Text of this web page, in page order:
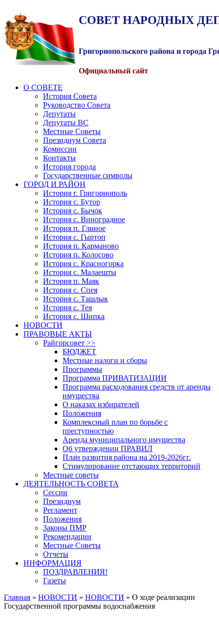
СОВЕТ НАРОДНЫХ
Григориопольского района и города
Официальный сайт
О СОВЕТЕ
История Совета
Руководство Совета
Депутаты
Депутаты ВС
Местные Советы
Президиум Совета
Комиссии
Контакты
История города
Государственные символы
ГОРОД И РАЙОН
История г. Григориополь
История с. Бутор
История с. Бычок
История с. Виноградное
История п. Глиное
История с. Гыртоп
История п. Карманово
История п. Колосово
История с. Красногорка
История с. Малаешты
История п. Маяк
История с. Спея
История с. Ташлык
История с. Тея
История с. Шипка
НОВОСТИ
ПРАВОВЫЕ АКТЫ
Райгорсовет >>
БЮДЖЕТ
Местные налоги и сборы
Программы
Программа ПРИВАТИЗАЦИИ
Программа расходования средств от аренды
имущества
О наказах избирателей
Положения
Комплексный план по борьбе с
преступностью
Аренда муниципального имущества
Об утверждении ПРАВИЛ
План развития района на 2019-2026гг.
Стимулирование отстающих территорий
Местные советы
ДЕЯТЕЛЬНОСТЬ СОВЕТА
Сессии
Президиум
Регламент
Положения
Законы ПМР
Рекомендации
Местные Советы
Отчеты
ИНФОРМАЦИЯ
ПОЗДРАВЛЕНИЯ!
Газеты
Главная » НОВОСТИ » НОВОСТИ » О ходе реализации
Государственной программы водоснабжения